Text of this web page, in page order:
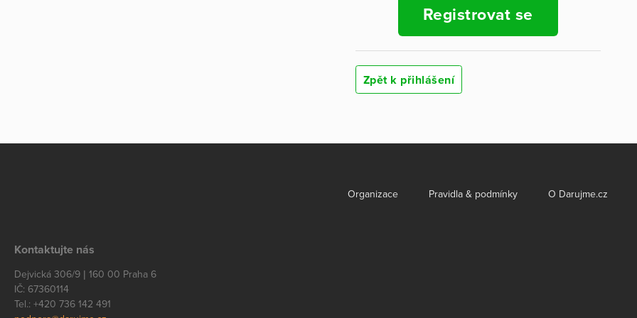
Registrovat se
Zpět k přihlášení
Organizace Pravidla & podmínky O Darujme.cz
Kontaktujte nás
Dejvická 306/9 | 160 00 Praha 6
IČ: 67360114
Tel.: +420 736 142 491